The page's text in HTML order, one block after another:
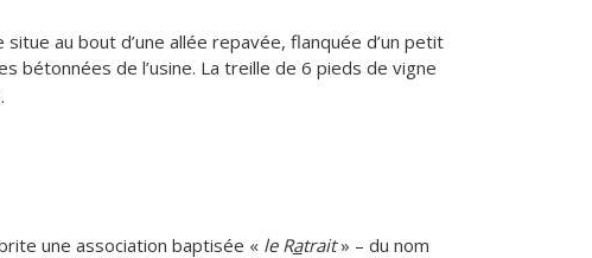
au bout d’une allée repavée, flanquée d’un petit
bétonnées de l’usine. La treille de 6 pieds de vigne
une association baptisée « le Ratrait» – du nom